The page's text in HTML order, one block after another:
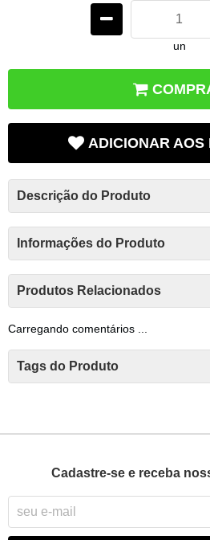
un
ADICIONAR AOS
Descrição do Produto
Informações do Produto
Produtos Relacionados
Carregando comentários ...
Tags do Produto
Cadastre-se e receba